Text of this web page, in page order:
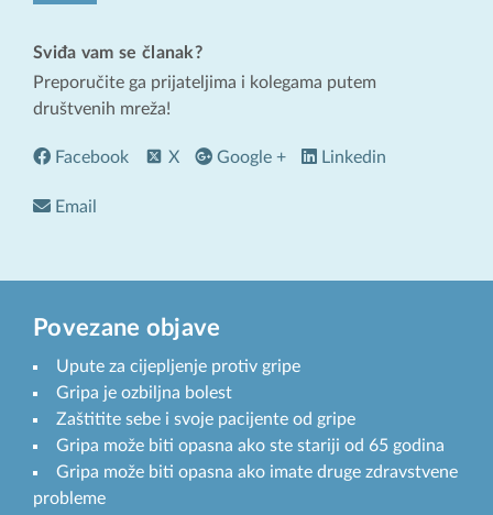
Sviđa vam se članak?
Preporučite ga prijateljima i kolegama putem
društvenih mreža!
Facebook X Google + Linkedin
Email
Povezane objave
Upute za cijepljenje protiv gripe
Gripa je ozbiljna bolest
Zaštitite sebe i svoje pacijente od gripe
Gripa može biti opasna ako ste stariji od 65 godina
Gripa može biti opasna ako imate druge zdravstvene
probleme